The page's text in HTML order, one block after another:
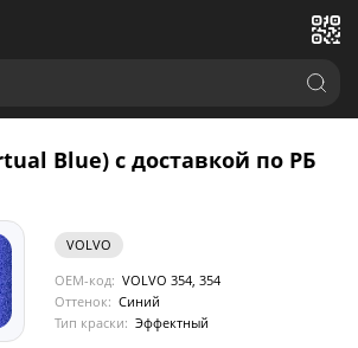
Blue) с доставкой по РБ
VOLVO
OEM-код: VOLVO 354, 354
Оттенок: Синий
Тип краски: Эффектный